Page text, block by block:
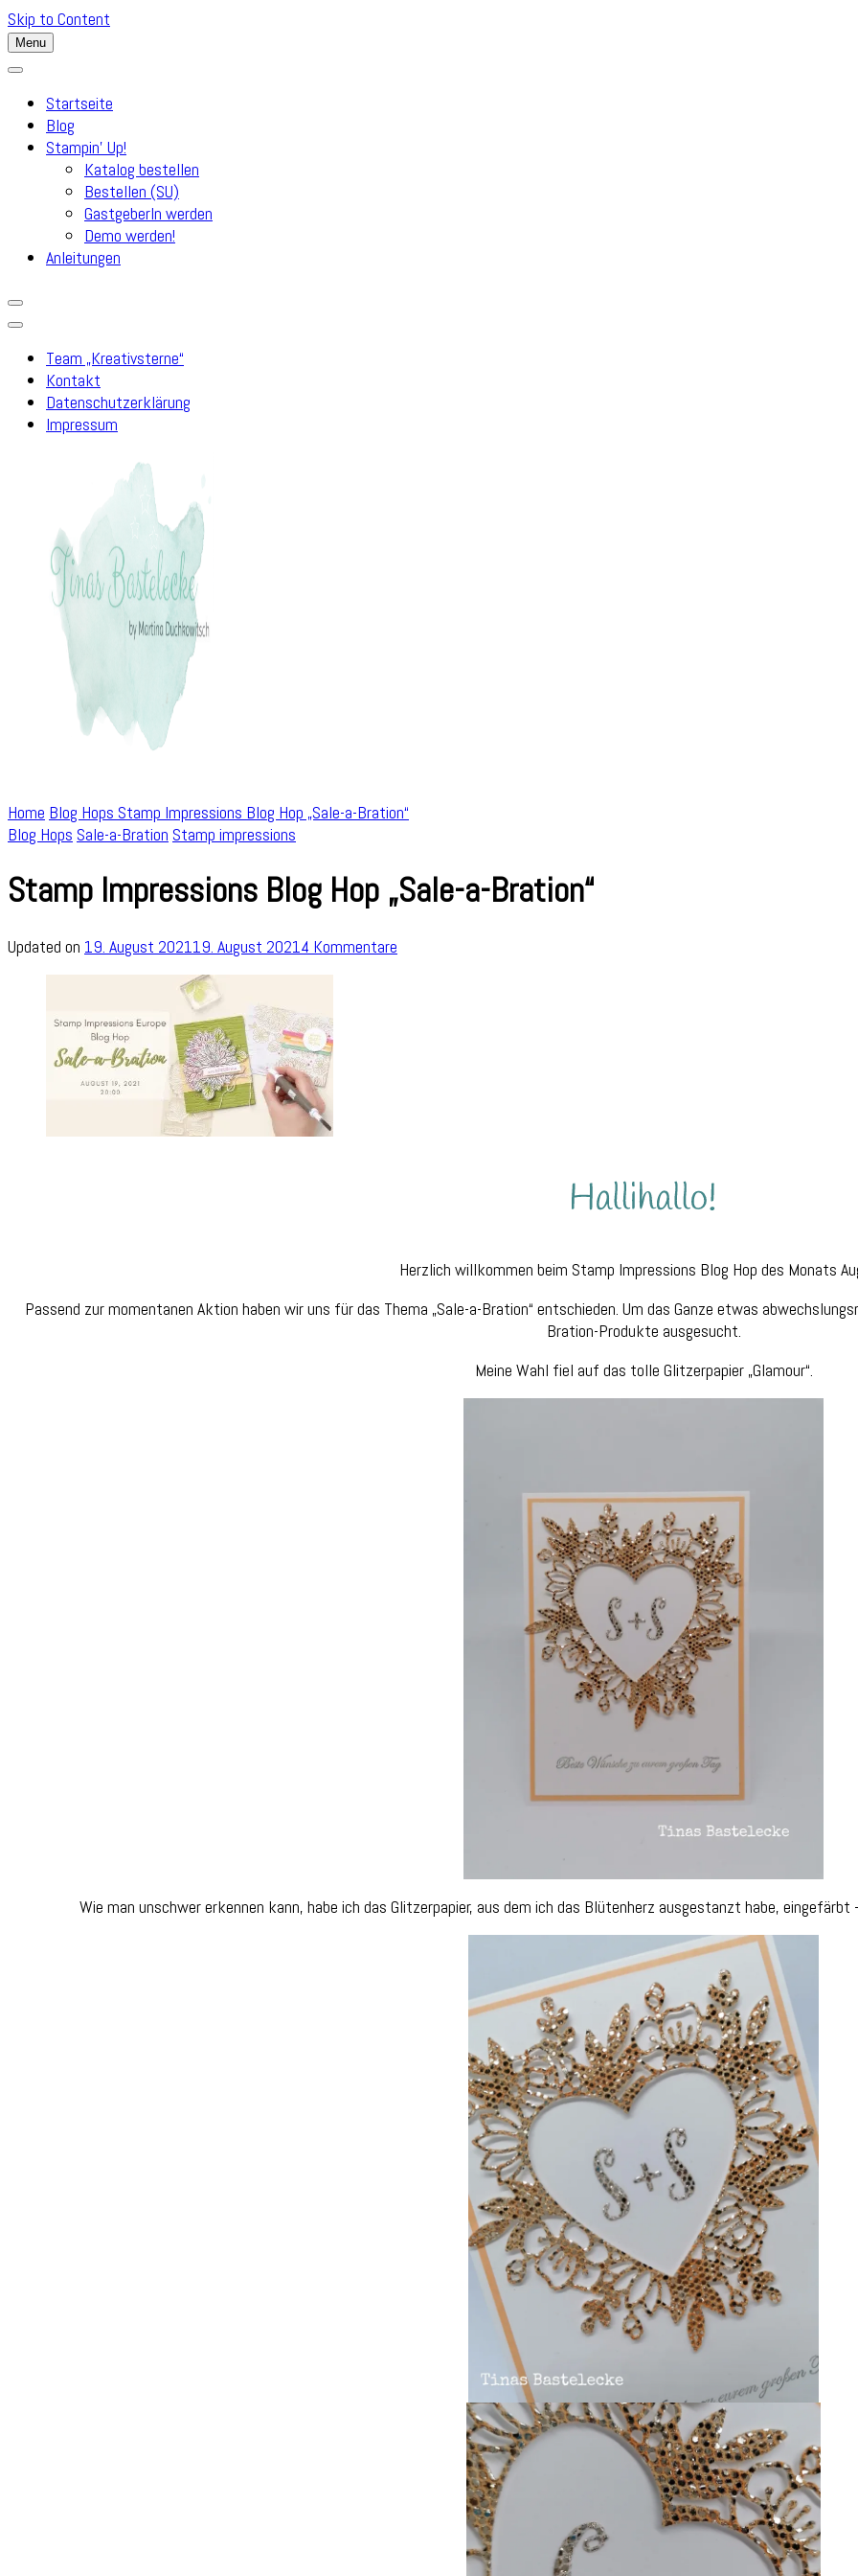
Skip to Content
Menu
Startseite
Blog
Stampin’ Up!
Katalog bestellen
Bestellen (SU)
GastgeberIn werden
Demo werden!
Anleitungen
Team „Kreativsterne“
Kontakt
Datenschutzerklärung
Impressum
Home Blog Hops Stamp Impressions Blog Hop „Sale-a-Bration“
Blog Hops Sale-a-Bration Stamp impressions
Stamp Impressions Blog Hop „Sale-a-Bration“
Updated on 19. August 202119. August 20214 Kommentare
Herzlich willkommen beim Stamp Impressions Blog Hop des Monats
Passend zur momentanen Aktion haben wir uns für das Thema „Sale-a-Bration“ entschieden. Um das Ganze etwas
Bration-Produkte ausgesucht.
Meine Wahl fiel auf das tolle Glitzerpapier „Glamour“.
Wie man unschwer erkennen kann, habe ich das Glitzerpapier, aus dem ich das Blütenherz ausgestanzt habe,